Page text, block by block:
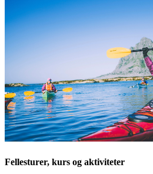
Fellesturer, kurs og aktiviteter